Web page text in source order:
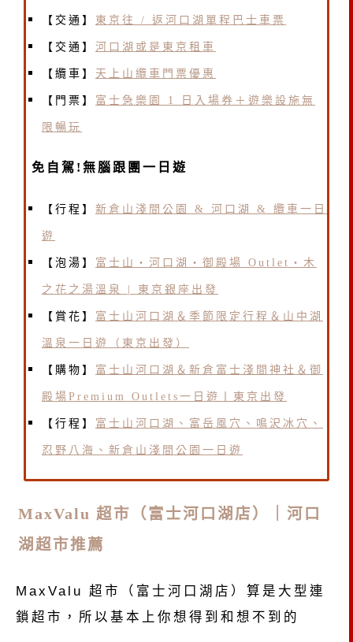
【交通】 東京往 / 返河口湖單程巴士車票
【交通】 河口湖或是東京租車
【纜車】 天上山纜車門票優惠
【門票】 富士急樂園 1 日入場券＋遊樂設施無
限暢玩
免自駕!無腦跟團一日遊
【行程】 新倉山淺間公園 & 河口湖 & 纜車一日
遊
【泡湯】 富士山・河口湖・御殿場 Outlet・木
之花之湯溫泉 | 東京銀座出發
【賞花】 富士山河口湖＆季節限定行程＆山中湖
溫泉一日遊（東京出發）
【購物】 富士山河口湖＆新倉富士淺間神社＆御
殿場Premium Outlets一日遊丨東京出發
【行程】 富士山河口湖、富岳風穴、鳴沢冰穴、
忍野八海、新倉山淺間公園一日遊
MaxValu 超市（富士河口湖店）｜河口
湖超市推薦
MaxValu 超市（富士河口湖店）算是大型連
鎖超市，所以基本上你想得到和想不到的